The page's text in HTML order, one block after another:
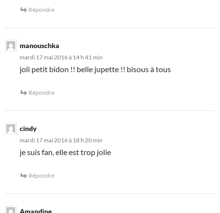
Répondre
manouschka
mardi 17 mai 2016 à 14 h 41 min
joli petit bidon !! belle jupette !! bisous à tous
Répondre
cindy
mardi 17 mai 2016 à 18 h 20 min
je suis fan, elle est trop jolie
Répondre
Amandine